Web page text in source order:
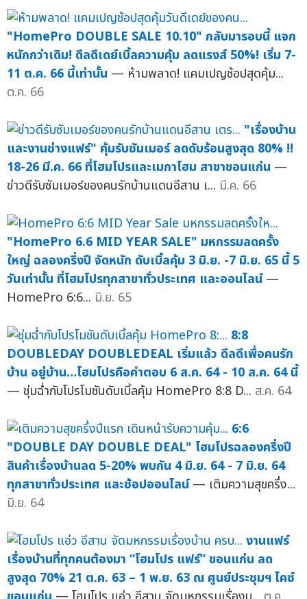
"HomePro DOUBLE SALE 10.10" กลับมารอบนี้ แจก
หนักกว่าเดิม! ดีลดีเดย์เบิ้ลความคุ้ม ลดแรงส์ 50%! เริ่ม 7-
11 ต.ค. 66 นี้เท่านั้น — ห้ามพลาด! แคมเปญช้อปสุดคุ้ม...
ต.ค. 66
"เรื่องบ้าน
และงานช่างแฟร์" คุ้มรับซัมเมอร์ ลดดับร้อนสูงสุด 80% !!
18-26 มี.ค. 66 ที่โฮมโปรและเมกาโฮม สาขาขอนแก่น —
ข่าวดีรับซัมเมอร์ของคนรักบ้านแดนอีสาน เ... มี.ค. 66
"HomePro 6.6 MID YEAR SALE" มหกรรมลดครั้ง
ใหญ่ ฉลองครึ่งปี จัดหนัก ดับเบิ้ลคุ้ม 3 มิ.ย. -7 มิ.ย. 65 นี้ 5
วันเท่านั้น ที่โฮมโปรทุกสาขาทั่วประเทศ และออนไลน์ —
HomePro 6:6... มิ.ย. 65
8:8
DOUBLEDAY DOUBLEDEAL เริ่มแล้ว ดีลดีเพื่อคนรัก
บ้าน อยู่บ้าน…โฮมโปรคือคำตอบ 6 ส.ค. 64 - 10 ส.ค. 64 นี้
— ชุ่มฉ่ำกับโปรโมชันดับเบิ้ลคุ้ม HomePro 8:8 D... ส.ค. 64
6:6
"DOUBLE DAY DOUBLE DEAL" โฮมโปรฉลองครึ่งปี
สินค้าเรื่องบ้านลด 5-20% พบกัน 4 มิ.ย. 64 - 7 มิ.ย. 64
ทุกสาขาทั่วประเทศ และช้อปออนไลน์ — เติมความสุขครึ่ง...
มิ.ย. 64
งานแฟร์
เรื่องบ้านที่ทุกคนต้องมา “โฮมโปร แฟร์” ขอนแก่น ลด
สูงสุด 70% 21 ต.ค. 63 – 1 พ.ย. 63 ณ ศูนย์ประชุมฯ ไคซ์